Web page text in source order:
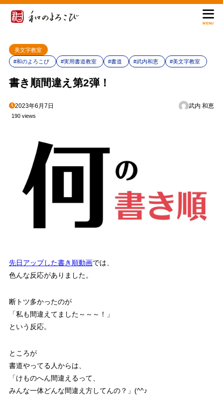
MENU
美文字教室
#和のよろこび
#実用書道教室 #書道 #武内和恵 #美文字教室
書き順間違え第2弾！
2023年6月7日 武内 和恵
190 views
先日アップした書き順動画では、
色んな反応がありました。
断トツ多かったのが
「私も間違えてました～～～！」
という反応。
ところが
書道やってる人からは、
「けものへん間違えるって、
みんな一体どんな間違え方してんの？」(^^♪